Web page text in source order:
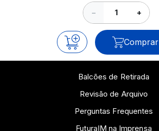
− +
Comprar
Balcões de Retirada
Revisão de Arquivo
Perguntas Frequentes
FuturaIM na Imprensa